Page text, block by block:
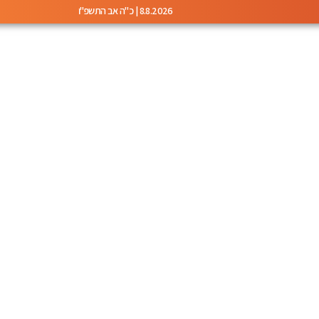
8.8.2026 | כ"ה אב התשפ"ו